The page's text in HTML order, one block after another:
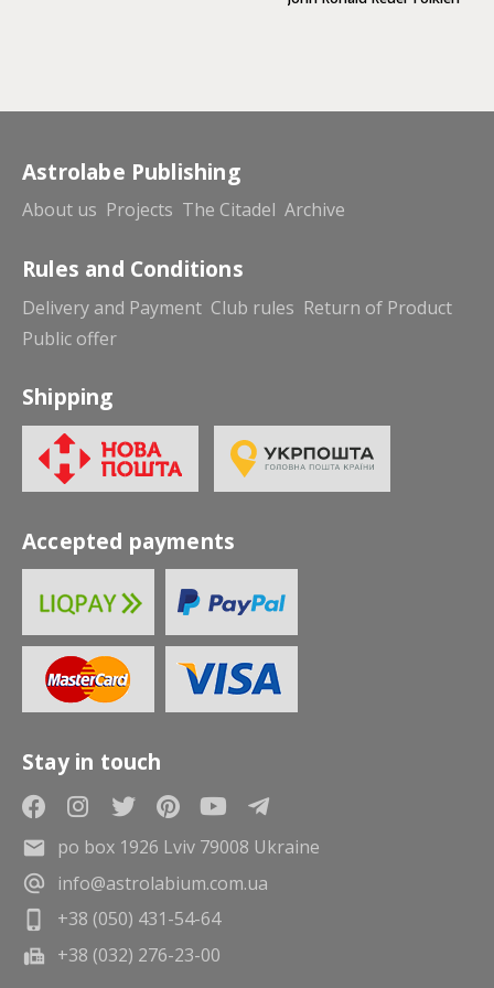
Astrolabe Publishing
About us Projects The Citadel Archive
Rules and Conditions
Delivery and Payment Club rules Return of Product
Public offer
Shipping
Accepted payments
Stay in touch
po box 1926 Lviv 79008 Ukraine
info@astrolabium.com.ua
+38 (050) 431-54-64
+38 (032) 276-23-00